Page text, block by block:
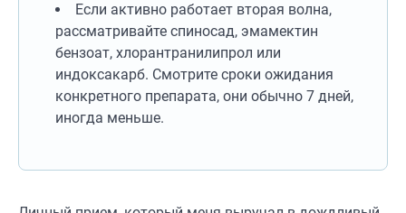
Если активно работает вторая волна,
рассматривайте спиносад, эмамектин
бензоат, хлорантранилипрол или
индоксакарб. Смотрите сроки ожидания
конкретного препарата, они обычно 7 дней,
иногда меньше.